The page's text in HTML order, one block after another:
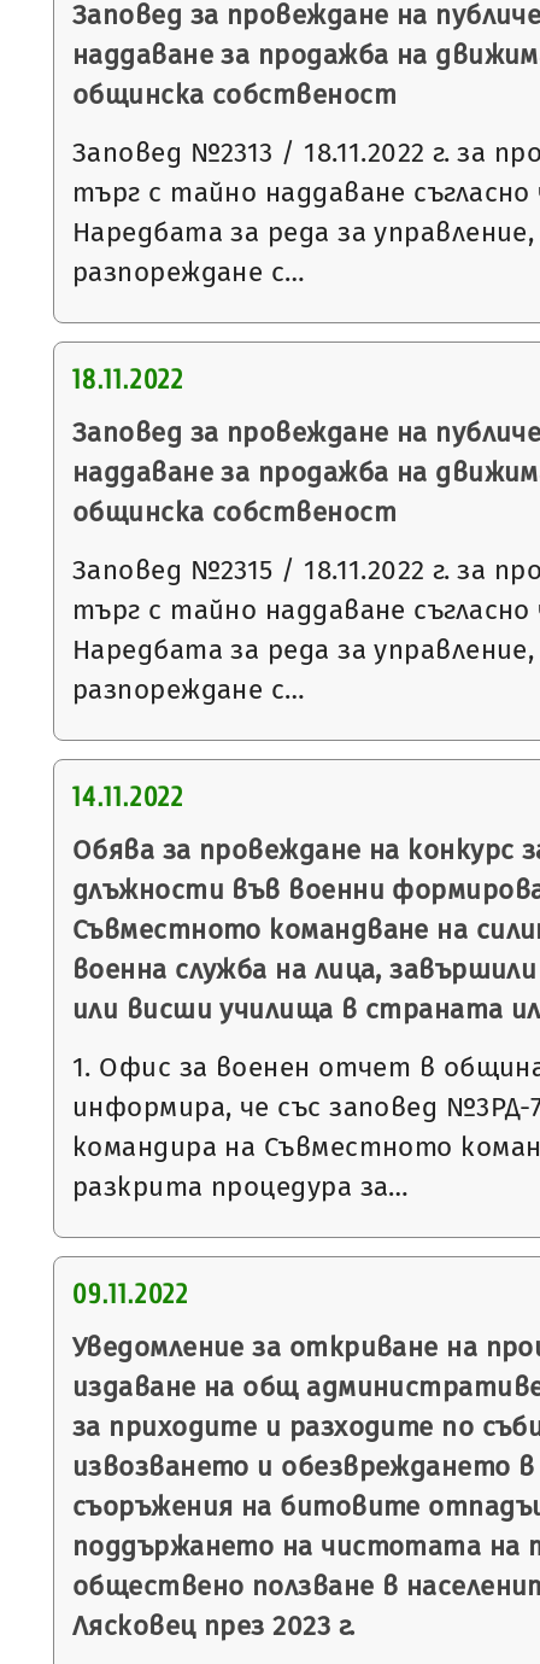
Заповед за провеждане на
наддаване за продажба на
общинска собственост
Заповед №2313 / 18.11.2022 г. за
търг с тайно наддаване съгласно
Наредбата за реда за
разпореждане с…
18.11.2022
Заповед за провеждане на
наддаване за продажба на
общинска собственост
Заповед №2315 / 18.11.2022 г. за
търг с тайно наддаване съгласно
Наредбата за реда за
разпореждане с…
14.11.2022
Обява за провеждане на конкурс
длъжности във военни
Съвместното командване на
военна служба на лица,
или висши училища в страната
1. Офис за военен отчет в
информира, че със заповед №3РД-
командира на Съвместното
разкрита процедура за…
09.11.2022
Уведомление за откриване на
издаване на общ
за приходите и разходите по
извозването и обезвреждането в
съоръжения на битовите
поддържането на чистотата на
обществено ползване в
Лясковец през 2023 г.